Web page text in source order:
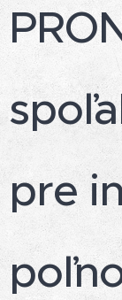
pre